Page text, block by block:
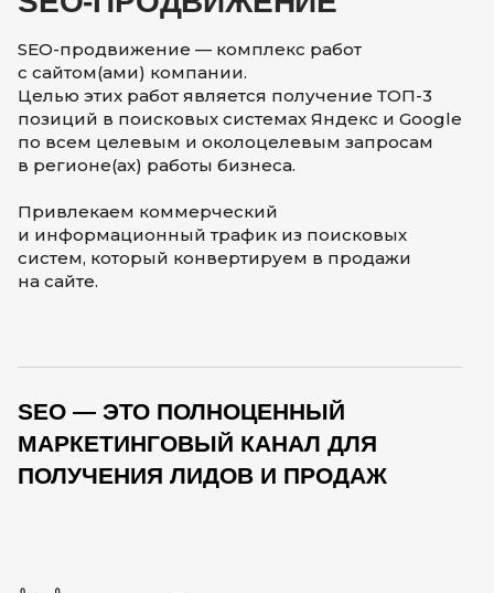
SEO — ЭТО ПОЛНОЦЕННЫЙ
МАРКЕТИНГОВЫЙ КАНАЛ ДЛЯ
ПОЛУЧЕНИЯ ЛИДОВ И ПРОДАЖ
SEO-продвижение — комплекс работ
с сайтом(ами) компании.
Целью этих работ является получение ТОП-3
позиций в поисковых системах Яндекс и Google
по всем целевым и околоцелевым запросам
в регионе(ах) работы бизнеса.
Привлекаем коммерческий
и информационный трафик из поисковых
систем, который конвертируем в продажи
на сайте.